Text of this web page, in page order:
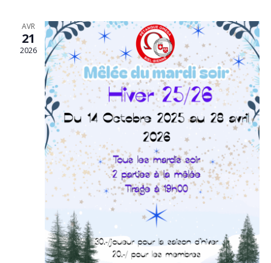
AVR
21
2026